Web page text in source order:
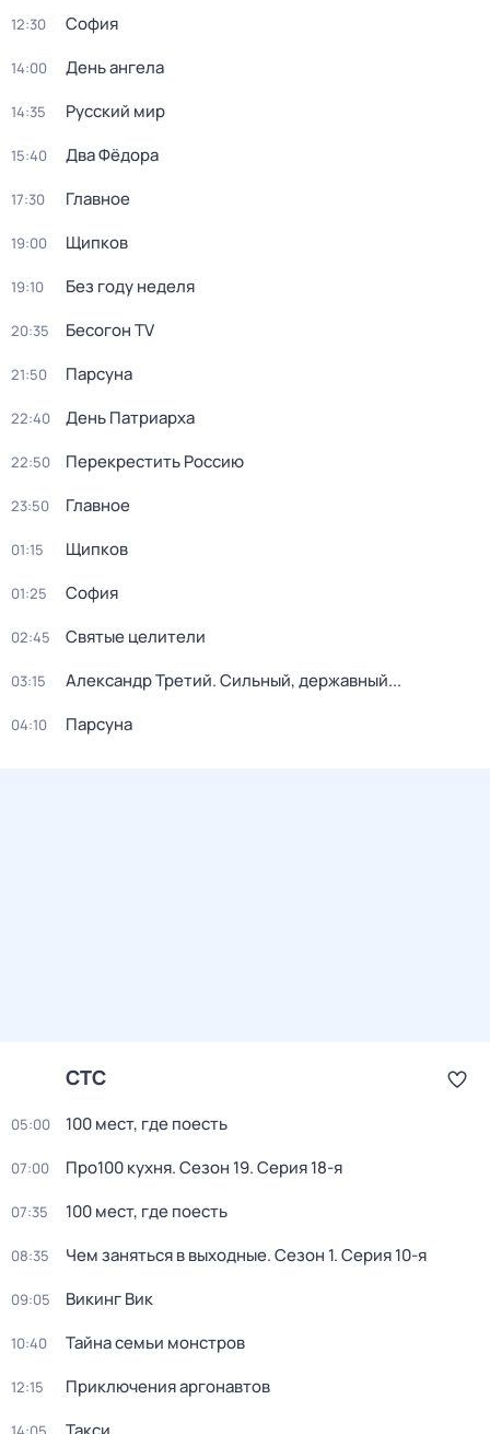
12:30 София
14:00 День ангела
14:35 Русский мир
15:40 Два Фёдора
17:30 Главное
19:00 Щипков
19:10 Без году неделя
20:35 Бесогон TV
21:50 Парсуна
22:40 День Патриарха
22:50 Перекреcтить Росcию
23:50 Главное
01:15 Щипков
01:25 София
02:45 Святые целители
03:15 Александр Третий. Сильный, державный...
04:10 Парсуна
СТС
05:00 100 мест, где поесть
07:00 Про100 кухня. Сезон 19. Серия 18-я
07:35 100 мест, где поесть
08:35 Чем заняться в выходные. Сезон 1. Серия 10-я
09:05 Викинг Вик
10:40 Тайна семьи монстров
12:15 Приключения аргонавтов